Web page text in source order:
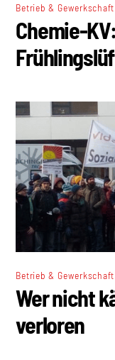
Betrieb & Gewerkschaft
Chemie-
Betrieb & Gewerkschaft
Wer nicht
verloren